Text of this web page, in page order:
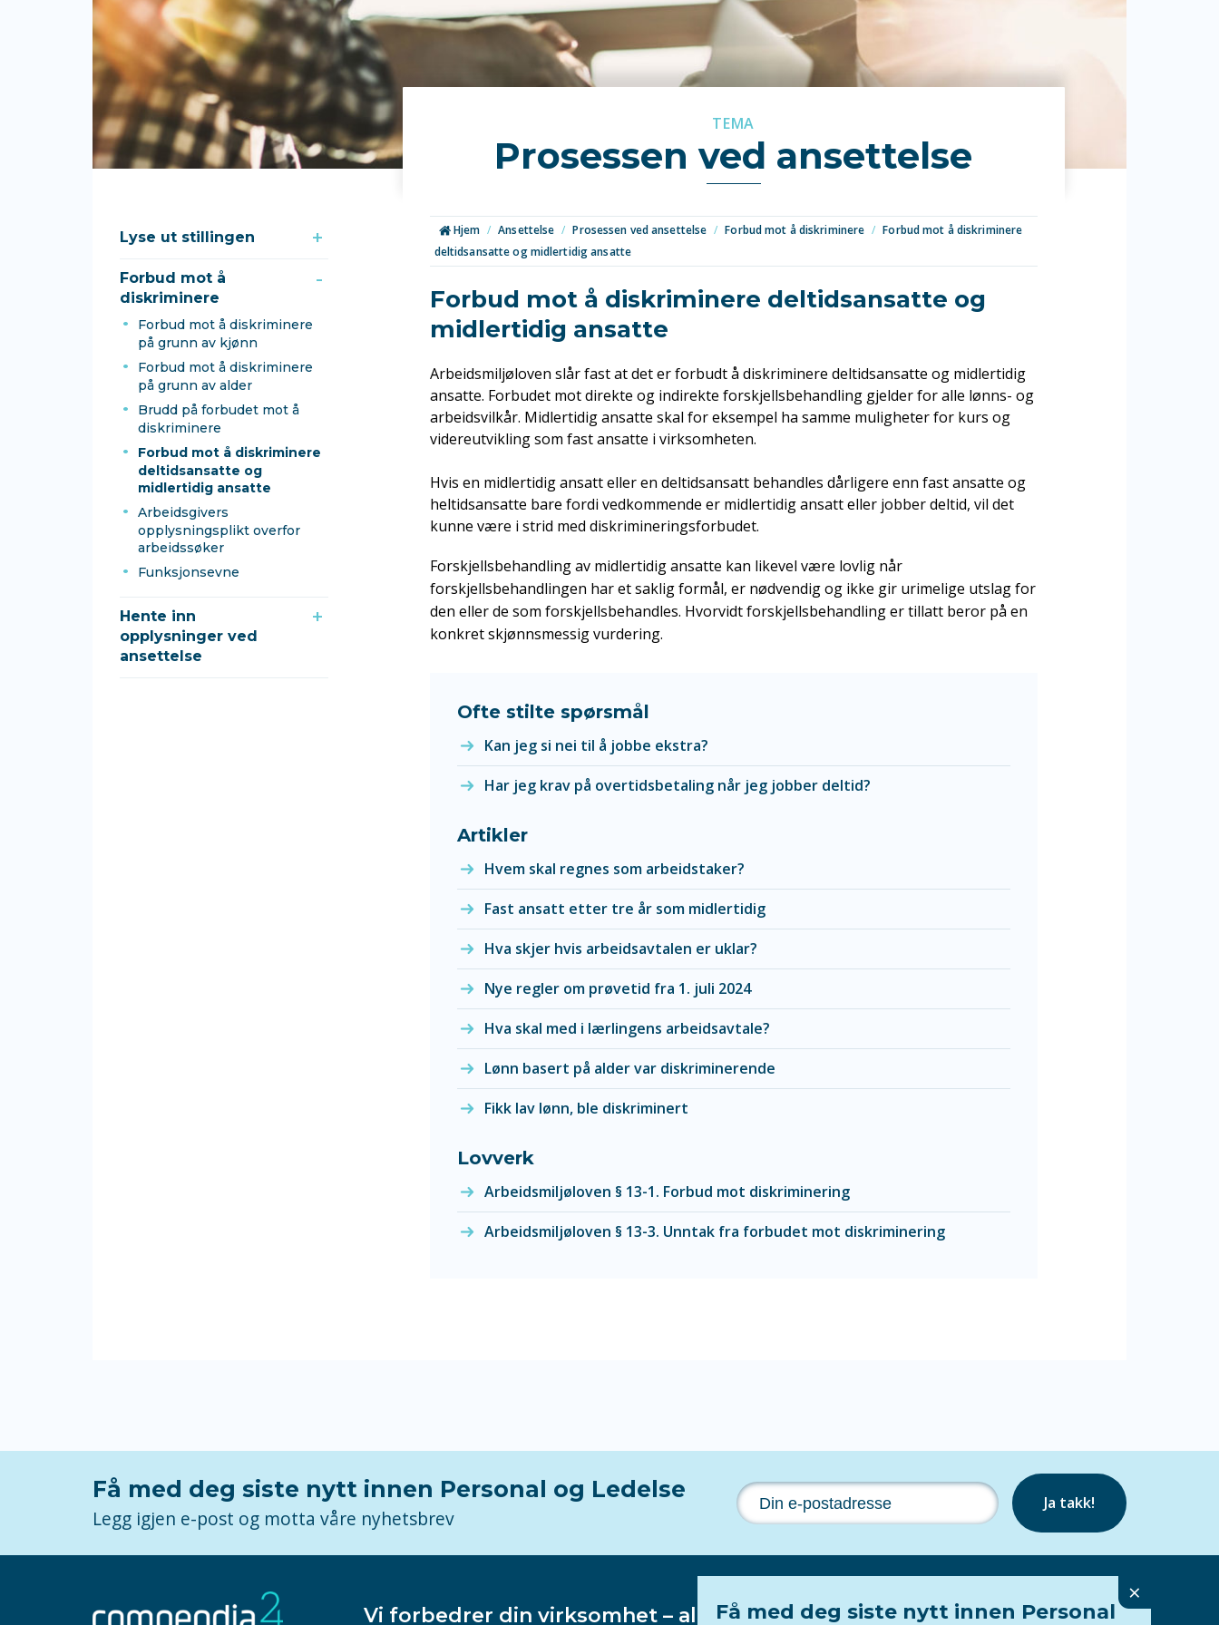
TEMA
Prosessen ved ansettelse
Lyse ut stillingen
Forbud mot å
diskriminere
Forbud mot å diskriminere
på grunn av kjønn
Forbud mot å diskriminere
på grunn av alder
Brudd på forbudet mot å
diskriminere
Forbud mot å diskriminere
deltidsansatte og
midlertidig ansatte
Arbeidsgivers
opplysningsplikt overfor
arbeidssøker
Funksjonsevne
Hente inn
opplysninger ved
ansettelse
Hjem / Ansettelse / Prosessen ved ansettelse / Forbud mot å diskriminere / Forbud mot å diskriminere
deltidsansatte og midlertidig ansatte
Forbud mot å diskriminere deltidsansatte og
midlertidig ansatte
Arbeidsmiljøloven slår fast at det er forbudt å diskriminere deltidsansatte og midlertidig
ansatte. Forbudet mot direkte og indirekte forskjellsbehandling gjelder for alle lønns- og
arbeidsvilkår. Midlertidig ansatte skal for eksempel ha samme muligheter for kurs og
videreutvikling som fast ansatte i virksomheten.
Hvis en midlertidig ansatt eller en deltidsansatt behandles dårligere enn fast ansatte og
heltidsansatte bare fordi vedkommende er midlertidig ansatt eller jobber deltid, vil det
kunne være i strid med diskrimineringsforbudet.
Forskjellsbehandling av midlertidig ansatte kan likevel være lovlig når
forskjellsbehandlingen har et saklig formål, er nødvendig og ikke gir urimelige utslag for
den eller de som forskjellsbehandles. Hvorvidt forskjellsbehandling er tillatt beror på en
konkret skjønnsmessig vurdering.
Ofte stilte spørsmål
Kan jeg si nei til å jobbe ekstra?
Har jeg krav på overtidsbetaling når jeg jobber deltid?
Artikler
Hvem skal regnes som arbeidstaker?
Fast ansatt etter tre år som midlertidig
Hva skjer hvis arbeidsavtalen er uklar?
Nye regler om prøvetid fra 1. juli 2024
Hva skal med i lærlingens arbeidsavtale?
Lønn basert på alder var diskriminerende
Fikk lav lønn, ble diskriminert
Lovverk
Arbeidsmiljøloven § 13-1. Forbud mot diskriminering
Arbeidsmiljøloven § 13-3. Unntak fra forbudet mot diskriminering
Få med deg siste nytt innen Personal og Ledelse
Legg igjen e-post og motta våre nyhetsbrev
Ja takk!
Vi forbedrer din virksomhet – alltid!
×
Få med deg siste nytt innen Personal